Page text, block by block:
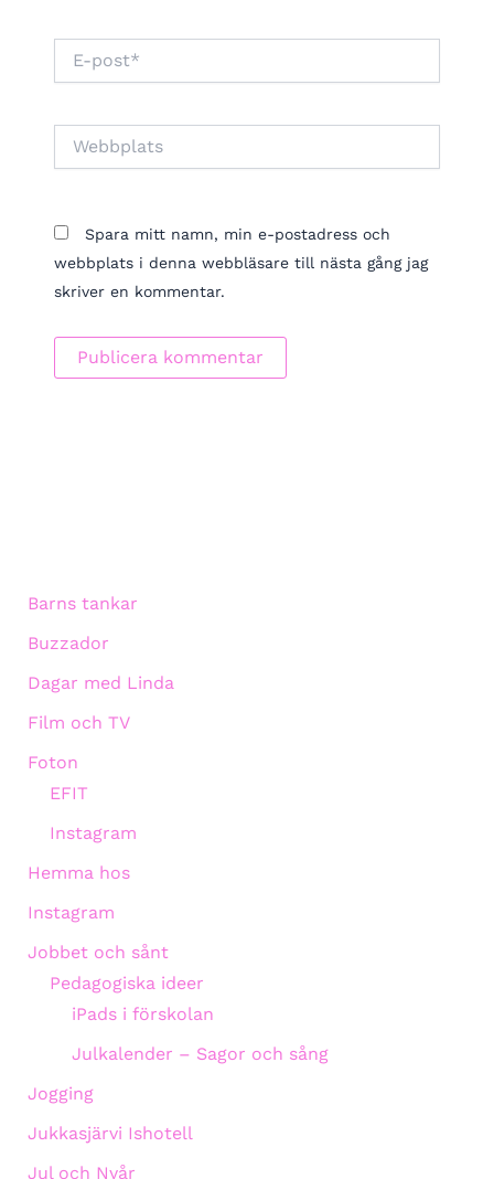
post*
Spara mitt namn, min e-postadress och
webbplats i denna webbläsare till nästa gång jag
skriver en kommentar.
Barns tankar
Buzzador
Dagar med Linda
Film och TV
Foton
EFIT
Instagram
Hemma hos
Instagram
Jobbet och sånt
Pedagogiska ideer
iPads i förskolan
Julkalender – Sagor och sång
Jogging
Jukkasjärvi Ishotell
Jul och Nyår